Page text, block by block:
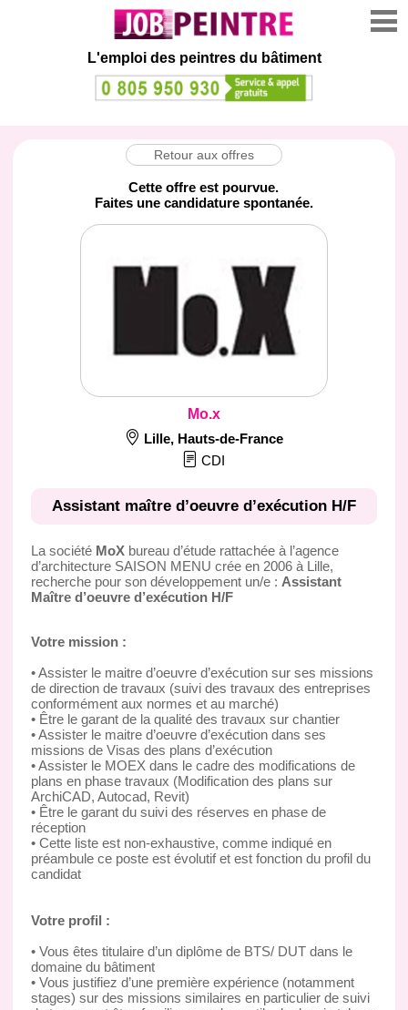
L'emploi des peintres du bâtiment
Retour aux offres
Cette offre est pourvue.
Faites une candidature spontanée.
Mo.x
Lille, Hauts-de-France
CDI
Assistant maître d’oeuvre d’exécution H/F
La société MoXbureau d’étude rattachée à l’agence
d’architecture SAISON MENU crée en 2006 à Lille,
recherche pour son développement un/e : Assistant
Maître d’oeuvre d’exécution H/F
Votre mission :
• Assister le maitre d’oeuvre d’exécution sur ses missions
de direction de travaux (suivi des travaux des entreprises
conformément aux normes et au marché)
• Être le garant de la qualité des travaux sur chantier
• Assister le maitre d’oeuvre d’exécution dans ses
missions de Visas des plans d’exécution
• Assister le MOEX dans le cadre des modifications de
plans en phase travaux (Modification des plans sur
ArchiCAD, Autocad, Revit)
• Être le garant du suivi des réserves en phase de
réception
• Cette liste est non-exhaustive, comme indiqué en
préambule ce poste est évolutif et est fonction du profil du
candidat
Votre profil :
• Vous êtes titulaire d’un diplôme de BTS/ DUT dans le
domaine du bâtiment
• Vous justifiez d’une première expérience (notamment
stages) sur des missions similaires en particulier de suivi